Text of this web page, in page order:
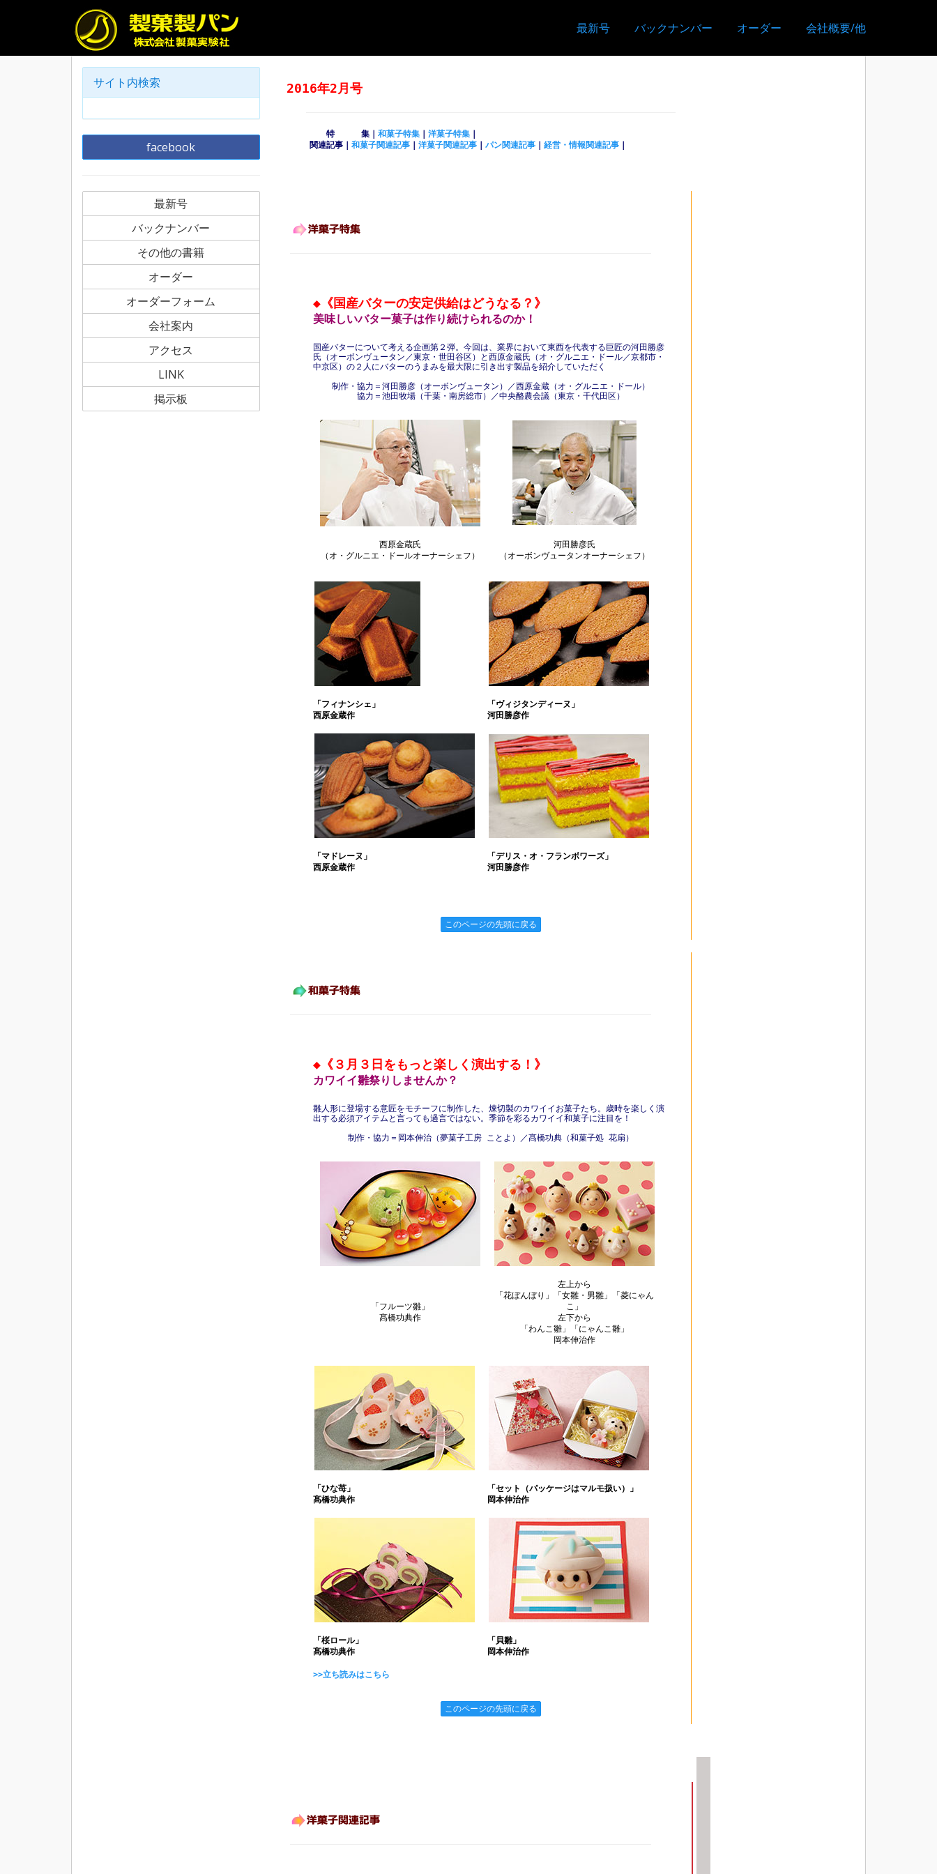
最新号 バックナンバー オーダー 会社概要/他
サイト内検索
facebook
最新号
バックナンバー
その他の書籍
オーダー
オーダーフォーム
会社案内
アクセス
LINK
掲示板
2016年2月号
特 集｜ 和菓子特集 洋菓子特集
関連記事｜ 和菓子関連記事 洋菓子関連記事 パン関連記事 経営・情報関連記事
◆《国産バターの安定供給はどうなる？》
美味しいバター菓子は作り続けられるのか！
国産バターについて考える企画第２弾。今回は、業界において東西を代表する巨匠の河田勝彦
氏（オーボンヴュータン／東京・世田谷区）と西原金蔵氏（オ・グルニエ・ドール／京都市・
中京区）の２人にバターのうまみを最大限に引き出す製品を紹介していただく
制作・協力＝河田勝彦（オーボンヴュータン）／西原金蔵（オ・グルニエ・ドール）
協力＝池田牧場（千葉・南房総市）／中央酪農会議（東京・千代田区）
西原金蔵氏
（オ・グルニエ・ドールオーナーシェフ）
河田勝彦氏
（オーボンヴュータンオーナーシェフ）
「フィナンシェ」
西原金蔵作
「ヴィジタンディーヌ」
河田勝彦作
「マドレーヌ」
西原金蔵作
「デリス・オ・フランボワーズ」
河田勝彦作
このページの先頭に戻る
◆《３月３日をもっと楽しく演出する！》
カワイイ雛祭りしませんか？
雛人形に登場する意匠をモチーフに制作した、煉切製のカワイイお菓子たち。歳時を楽しく演
出する必須アイテムと言っても過言ではない。季節を彩るカワイイ和菓子に注目を！
制作・協力＝岡本伸治（夢菓子工房 ことよ）／髙橋功典（和菓子処 花扇）
「フルーツ雛」
髙橋功典作
左上から
「花ぼんぼり」「女雛・男雛」「菱にゃん
こ」
左下から
「わんこ雛」「にゃんこ雛」
岡本伸治作
「ひな苺」
髙橋功典作
「セット（パッケージはマルモ扱い）」
岡本伸治作
「桜ロール」
髙橋功典作
「貝雛」
岡本伸治作
>>立ち読みはこちら
このページの先頭に戻る